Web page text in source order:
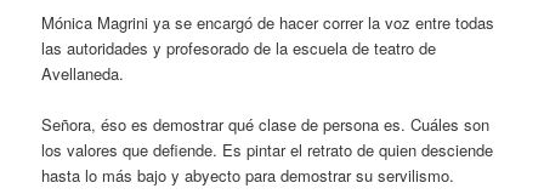
Mónica Magrini ya se encargó de hacer correr la voz entre todas
las autoridades y profesorado de la escuela de teatro de
Avellaneda.
Señora, éso es demostrar qué clase de persona es. Cuáles son
los valores que defiende. Es pintar el retrato de quien desciende
hasta lo más bajo y abyecto para demostrar su servilismo.